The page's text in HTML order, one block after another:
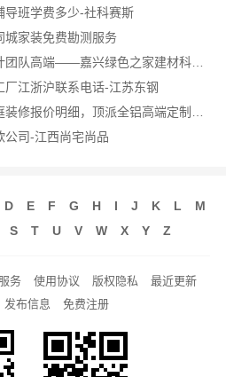
导班学费多少-社科赛斯
城家装免费勘测服务
同城知名室内设计团队高端——嘉兴绿色之家建材科技有限公司
厂江浙沪联系电话-江苏东钢
公司-江西尚宅尚品
D E F G H I J K L
M
S T U V W X Y Z
务 使用协议 版权隐私
最近更新
发布信息 免费注册